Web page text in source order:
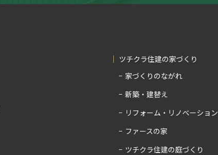
ツチクラ住建の家づくり
家づくりのながれ
新築・建替え
リフォーム・リノベーション
ファースの家
ツチクラ住建の庭づくり